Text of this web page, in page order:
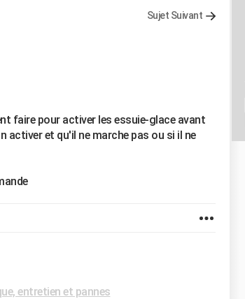
Sujet Suivant
faire pour activer les essuie-glace avant
activer et qu'il ne marche pas ou si il ne
entretien et pannes